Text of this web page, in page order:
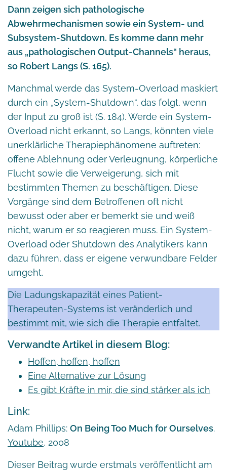
Dann zeigen sich pathologische
Abwehrmechanismen sowie ein System- und
Subsystem-Shutdown. Es komme dann mehr
aus „pathologischen Output-Channels“ heraus,
so Robert Langs (S. 165).
Manchmal werde das System-Overload maskiert
durch ein „System-Shutdown“, das folgt, wenn
der Input zu groß ist (S. 184). Werde ein System-
Overload nicht erkannt, so Langs, könnten viele
unerklärliche Therapiephänomene auftreten:
offene Ablehnung oder Verleugnung, körperliche
Flucht sowie die Verweigerung, sich mit
bestimmten Themen zu beschäftigen. Diese
Vorgänge sind dem Betroffenen oft nicht
bewusst oder aber er bemerkt sie und weiß
nicht, warum er so reagieren muss. Ein System-
Overload oder Shutdown des Analytikers kann
dazu führen, dass er eigene verwundbare Felder
umgeht.
Die Ladungskapazität eines Patient-
Therapeuten-Systems ist veränderlich und
bestimmt mit, wie sich die Therapie entfaltet.
Verwandte Artikel in diesem Blog:
Hoffen, hoffen, hoffen
Eine Alternative zur Lösung
Es gibt Kräfte in mir, die sind stârker als ich
Link:
Adam Phillips: On Being Too Much for Ourselves.
Youtube, 2008
Dieser Beitrag wurde erstmals veröffentlicht am